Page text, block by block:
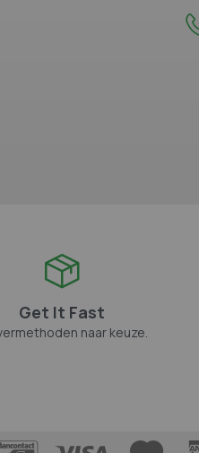
Get It Fast
naar keuze.